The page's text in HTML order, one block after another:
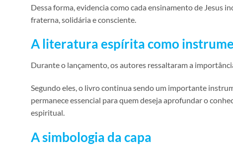
Dessa forma, evidencia como cada ensinamento de Jesus
fraterna, solidária e consciente.
A literatura espírita como
Durante o lançamento, os autores ressaltaram a
Segundo eles, o livro continua sendo um importante
permanece essencial para quem deseja aprofundar o
espiritual.
A simbologia da capa